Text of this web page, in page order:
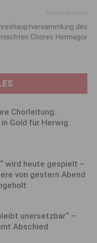
des
Chores Hermagor
Chorleitung:
Gold für Herwig
wird heute gespielt –
von gestern Abend
unersetzbar“ –
Abschied